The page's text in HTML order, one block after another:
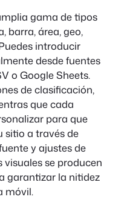
gama de tipos
barra, área, geo,
introducir
desde fuentes
o Google Sheets.
de clasificación,
que cada
para que
sitio a través de
y ajustes de
visuales se producen
garantizar la nitidez
móvil.